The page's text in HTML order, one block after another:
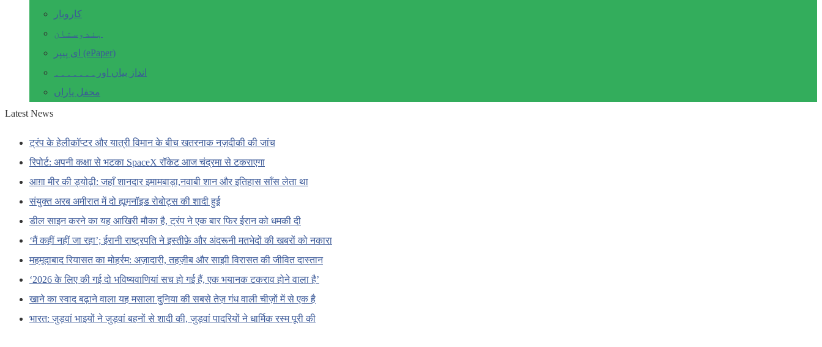
کاروبار
ہندوستان
ای پیپر (ePaper)
انداز بیاں اور۔۔۔۔۔۔۔
محفل یاراں
Latest News
ट्रंप के हेलीकॉप्टर और यात्री विमान के बीच खतरनाक नज़दीकी की जांच
रिपोर्ट: अपनी कक्षा से भटका SpaceX रॉकेट आज चंद्रमा से टकराएगा
आग़ा मीर की ड्योढ़ी: जहाँ शानदार इमामबाड़ा,नवाबी शान और इतिहास साँस लेता था
संयुक्त अरब अमीरात में दो ह्यूमनॉइड रोबोट्स की शादी हुई
डील साइन करने का यह आखिरी मौका है, ट्रंप ने एक बार फिर ईरान को धमकी दी
‘मैं कहीं नहीं जा रहा’; ईरानी राष्ट्रपति ने इस्तीफ़े और अंदरूनी मतभेदों की खबरों को नकारा
महमूदाबाद रियासत का मोहर्रम: अज़ादारी, तहज़ीब और साझी विरासत की जीवित दास्तान
‘2026 के लिए की गई दो भविष्यवाणियां सच हो गई हैं, एक भयानक टकराव होने वाला है’
खाने का स्वाद बढ़ाने वाला यह मसाला दुनिया की सबसे तेज़ गंध वाली चीज़ों में से एक है
भारत: जुड़वां भाइयों ने जुड़वां बहनों से शादी की, जुड़वां पादरियों ने धार्मिक रस्म पूरी की